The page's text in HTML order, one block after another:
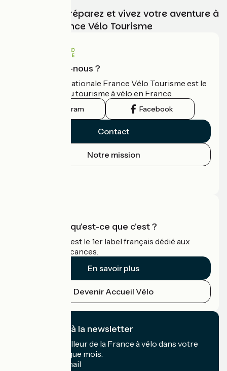
Choisissez, préparez et vivez votre aventure à
vélo avec France Vélo Tourisme
Qui sommes-nous ?
L'association nationale France Vélo Tourisme est le
guide officiel du tourisme à vélo en France.
Instagram Facebook
Contact
Notre mission
Accueil Vélo qu'est-ce que c'est ?
Accueil Vélo c'est le 1er label français dédié aux
cyclistes en vacances.
En savoir plus
Devenir Accueil Vélo
Je m'abonne à la newsletter
Recevez le meilleur de la France à vélo dans votre
boîte mail chaque mois.
Mon adresse mail